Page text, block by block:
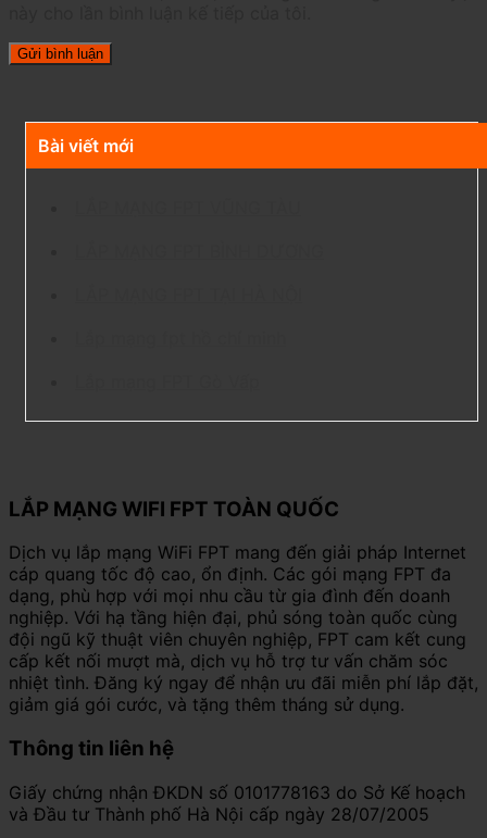
Bài viết mới
LẮP MẠNG WIFI FPT TOÀN QUỐC
Dịch vụ lắp mạng WiFi FPT mang đến giải pháp Internet
cáp quang tốc độ cao, ổn định. Các gói mạng FPT đa
dạng, phù hợp với mọi nhu cầu từ gia đình đến doanh
nghiệp. Với hạ tầng hiện đại, phủ sóng toàn quốc cùng
đội ngũ kỹ thuật viên chuyên nghiệp, FPT cam kết cung
cấp kết nối mượt mà, dịch vụ hỗ trợ tư vấn chăm sóc
nhiệt tình. Đăng ký ngay để nhận ưu đãi miễn phí lắp đặt,
giảm giá gói cước, và tặng thêm tháng sử dụng.
Thông tin liên hệ
Giấy chứng nhận ĐKDN số 0101778163 do Sở Kế hoạch
và Đầu tư Thành phố Hà Nội cấp ngày 28/07/2005